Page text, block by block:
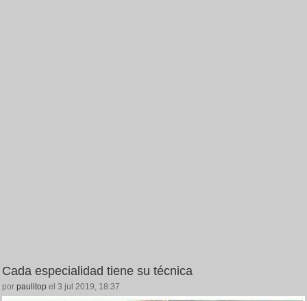
Cada especialidad tiene su técnica
por paulitop el 3 jul 2019, 18:37